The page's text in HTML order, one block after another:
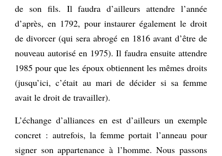
de son fils. Il faudra d’ailleurs attendre l’année
d’après, en 1792, pour instaurer également le droit
de divorcer (qui sera abrogé en 1816 avant d’être de
nouveau autorisé en 1975). Il faudra ensuite attendre
1985 pour que les époux obtiennent les mêmes droits
(jusqu’ici, c’était au mari de décider si sa femme
avait le droit de travailler).
L’échange d’alliances en est d’ailleurs un exemple
concret : autrefois, la femme portait l’anneau pour
signer son appartenance à l’homme. Nous passons